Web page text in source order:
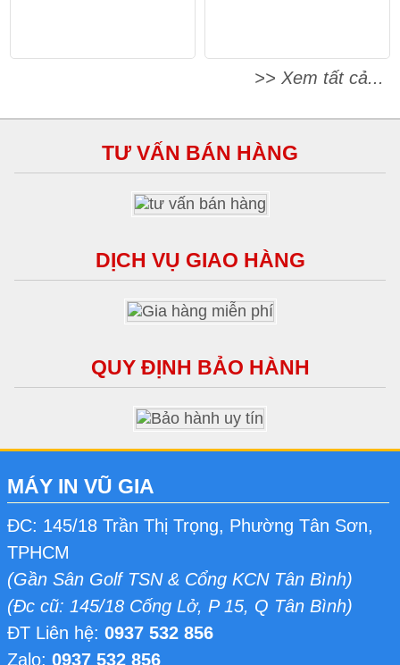
>> Xem tất cả...
TƯ VẤN BÁN HÀNG
DỊCH VỤ GIAO HÀNG
QUY ĐỊNH BẢO HÀNH
MÁY IN VŨ GIA
ĐC: 145/18 Trần Thị Trọng, Phường Tân Sơn,
TPHCM
(Gần Sân Golf TSN & Cổng KCN Tân Bình)
(Đc cũ: 145/18 Cống Lở, P 15, Q Tân Bình)
ĐT Liên hệ: 0937 532 856
Zalo: 0937 532 856